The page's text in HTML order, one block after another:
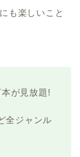
も楽しいこと
が見放題!
全ジャンル